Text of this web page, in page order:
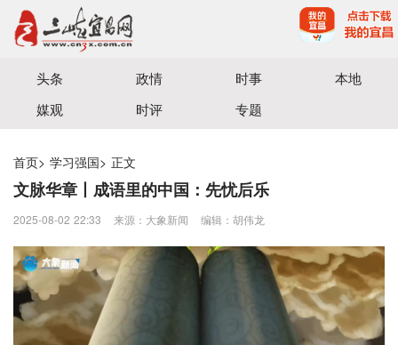
宜昌三峡融媒体中心主办
头条 政情 时事
本地
媒观
时评 专题
首页> 学习强国> 正文
文脉华章丨成语里的中国：先忧后乐
2025-08-02 22:33 来源：​大象新闻 编辑：胡伟龙